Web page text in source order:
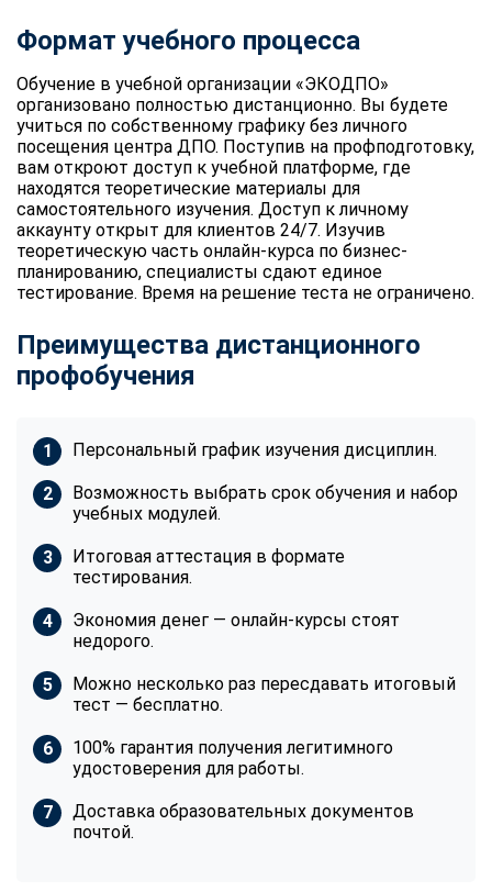
Формат учебного процесса
Обучение в учебной организации «ЭКОДПО»
организовано полностью дистанционно. Вы будете
учиться по собственному графику без личного
посещения центра ДПО. Поступив на профподготовку,
вам откроют доступ к учебной платформе, где
находятся теоретические материалы для
самостоятельного изучения. Доступ к личному
аккаунту открыт для клиентов 24/7. Изучив
теоретическую часть онлайн-курса по бизнес-
планированию, специалисты сдают единое
тестирование. Время на решение теста не ограничено.
Преимущества дистанционного
профобучения
Персональный график изучения дисциплин.
Возможность выбрать срок обучения и набор
учебных модулей.
Итоговая аттестация в формате
тестирования.
Экономия денег — онлайн-курсы стоят
недорого.
Можно несколько раз пересдавать итоговый
тест — бесплатно.
100% гарантия получения легитимного
удостоверения для работы.
Доставка образовательных документов
почтой.